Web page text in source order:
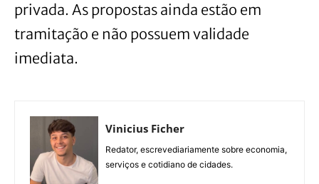
privada. As propostas ainda estão em
tramitação e não possuem validade
imediata.
Vinicius Ficher
Redator, escrevediariamente sobre economia,
serviços e cotidiano de cidades.